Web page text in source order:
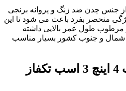
از جنس چدن ضد زنگ و پروانه برنجی
منحصر بفرد باعث می شود تا این
مرطوب طول عمر بالایی داشته
شمال و جنوب کشور بسیار مناسب
ویژگی های پمپ آب 4 اینچ 3 اسب تکفاز